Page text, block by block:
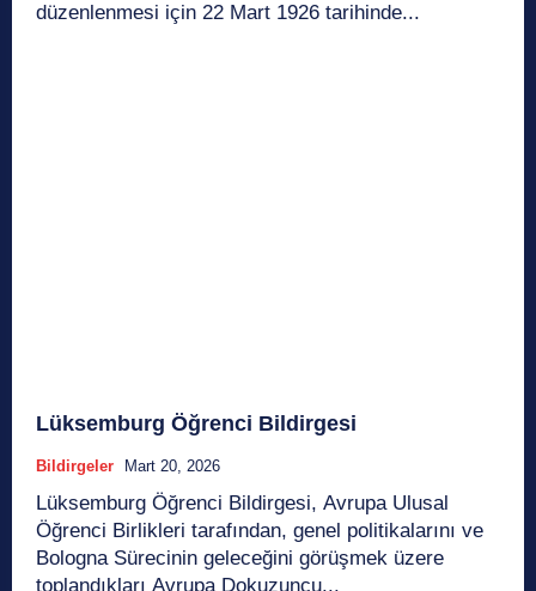
düzenlenmesi için 22 Mart 1926 tarihinde...
Lüksemburg Öğrenci Bildirgesi
Bildirgeler Mart 20, 2026
Lüksemburg Öğrenci Bildirgesi, Avrupa Ulusal
Öğrenci Birlikleri tarafından, genel politikalarını ve
Bologna Sürecinin geleceğini görüşmek üzere
toplandıkları Avrupa Dokuzuncu...